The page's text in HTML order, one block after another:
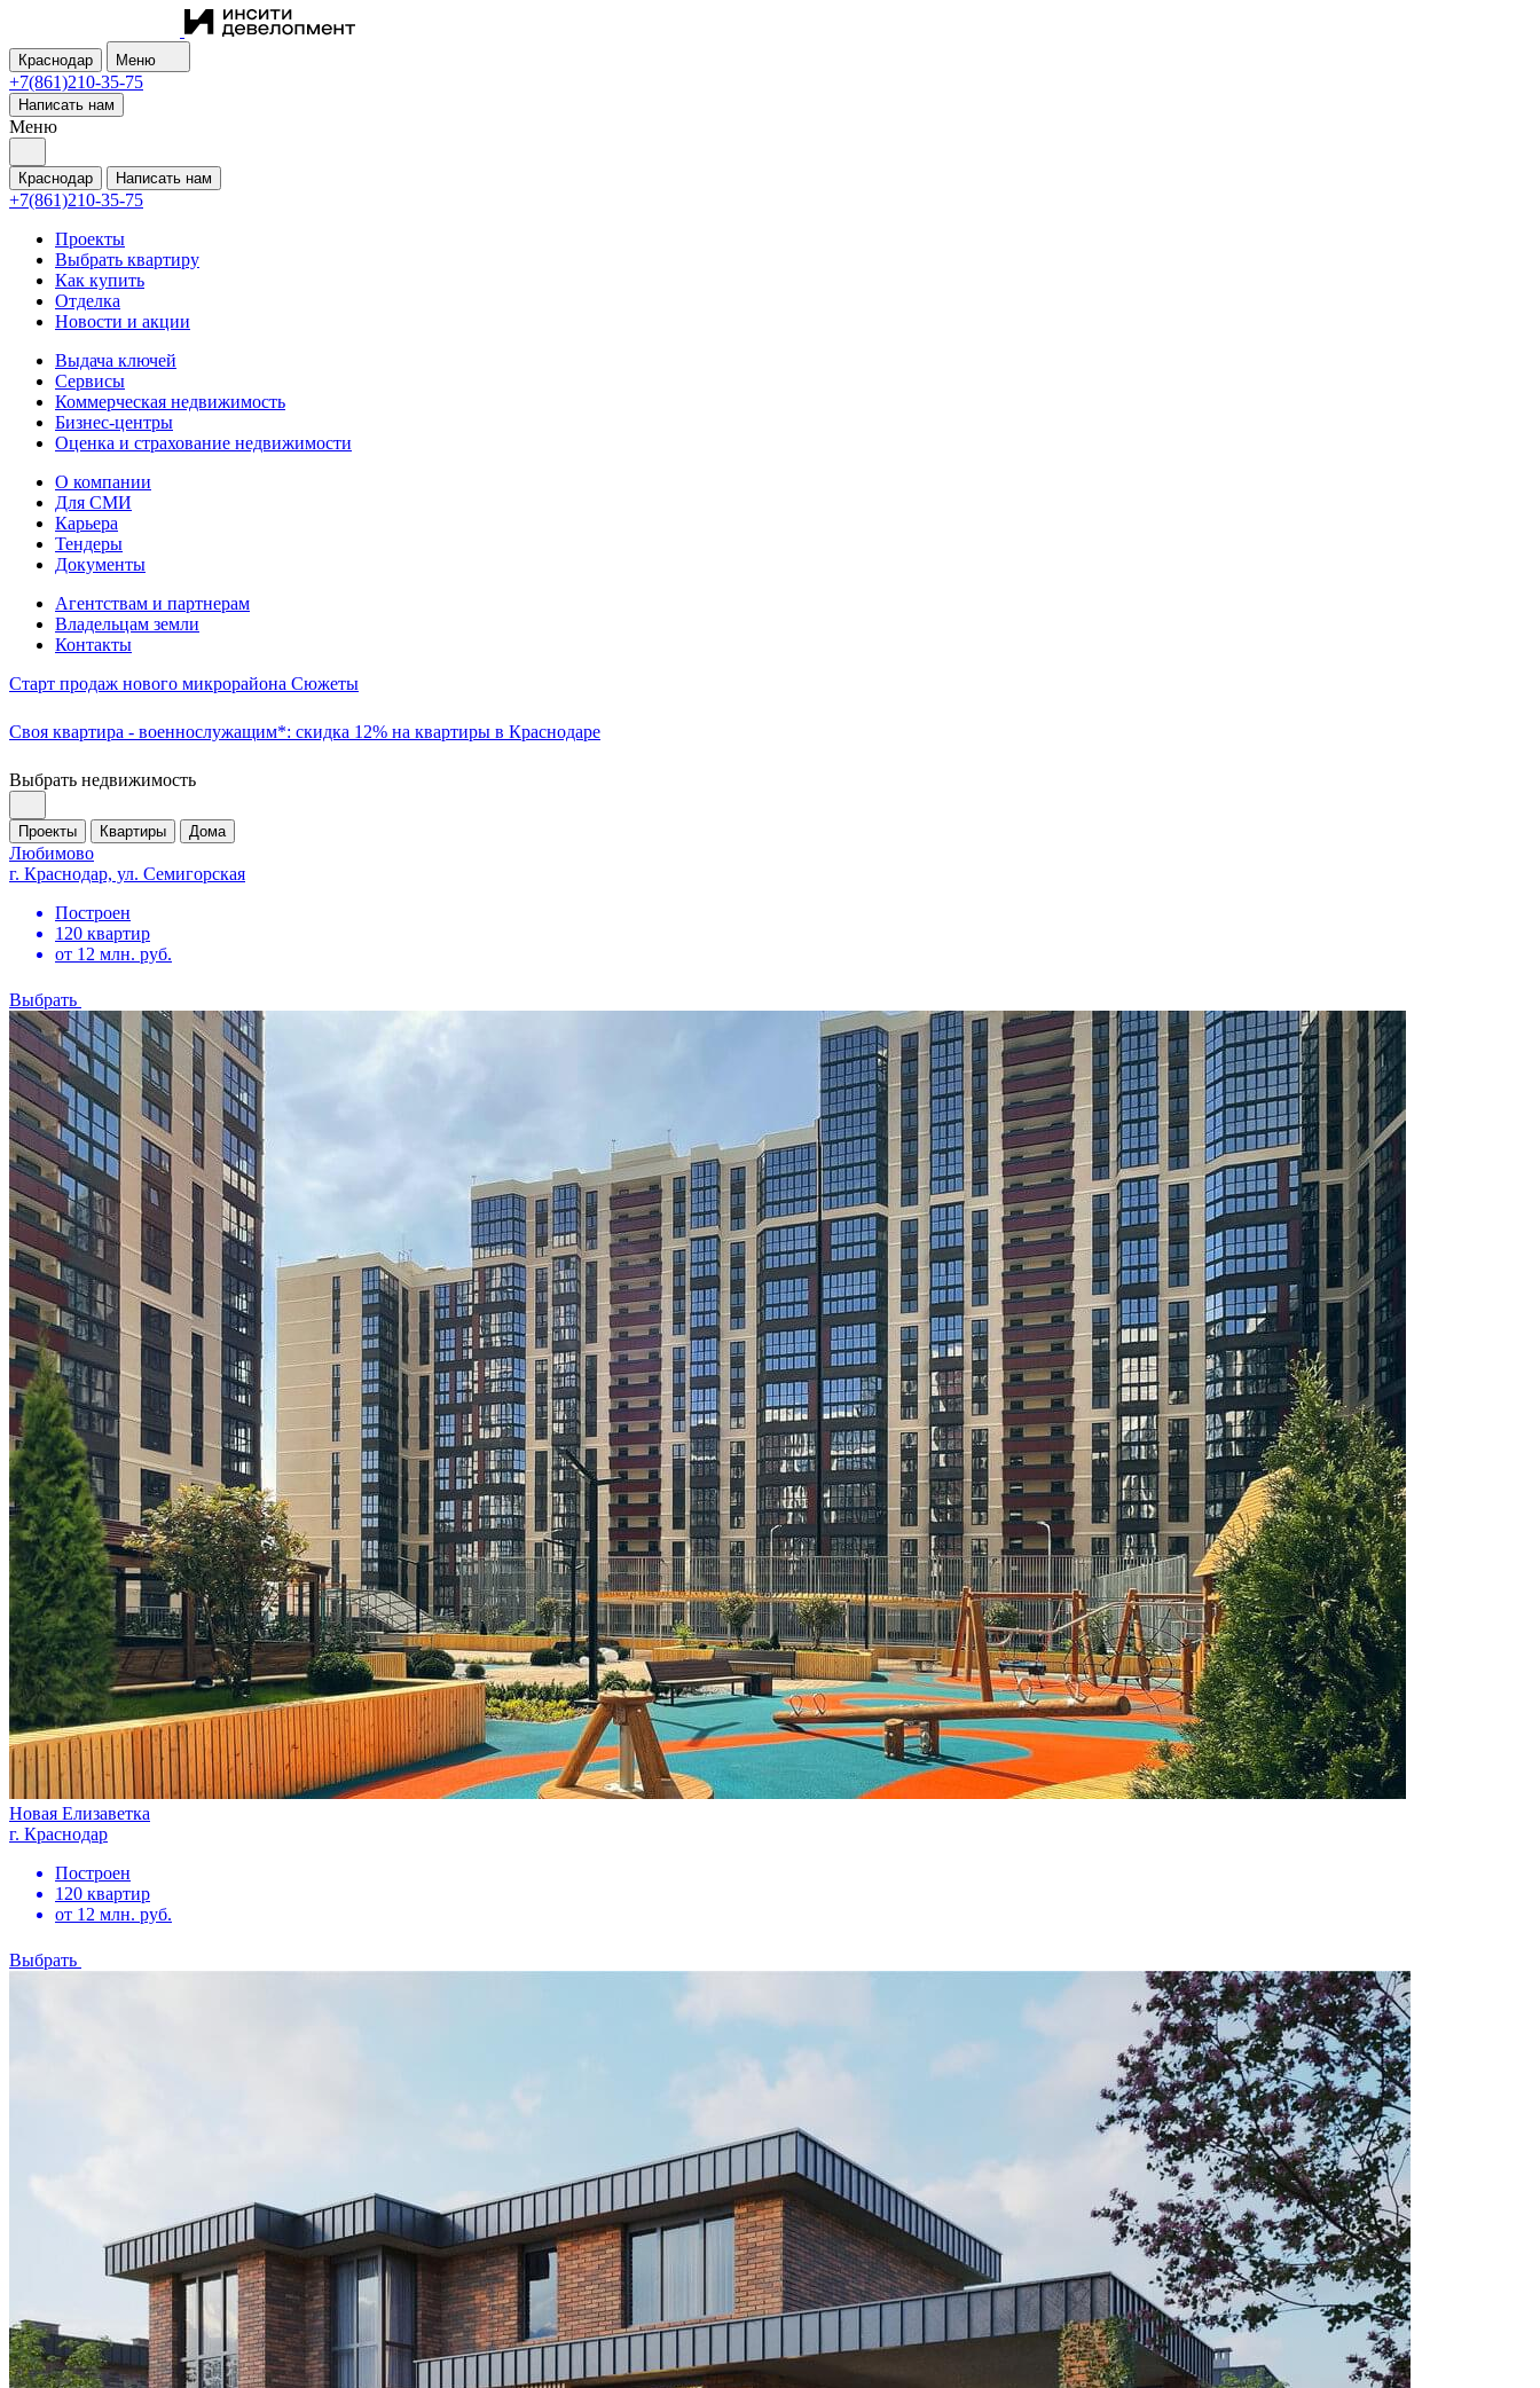
Краснодар Меню
+7(861)210-35-75
Написать нам
Меню
Краснодар Написать нам
+7(861)210-35-75
Проекты
Выбрать квартиру
Как купить
Отделка
Новости и акции
Выдача ключей
Сервисы
Коммерческая недвижимость
Бизнес-центры
Оценка и страхование недвижимости
О компании
Для СМИ
Карьера
Тендеры
Документы
Агентствам и партнерам
Владельцам земли
Контакты
Старт продаж нового микрорайона Сюжеты
Своя квартира - военнослужащим*: скидка 12% на квартиры в Краснодаре
Выбрать недвижимость
Проекты Квартиры Дома
Любимово
г. Краснодар, ул. Семигорская
Построен
120 квартир
от 12 млн. руб.
Выбрать
Новая Елизаветка
г. Краснодар
Построен
120 квартир
от 12 млн. руб.
Выбрать